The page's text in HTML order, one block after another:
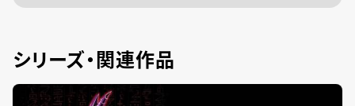
シリーズ・関連作品